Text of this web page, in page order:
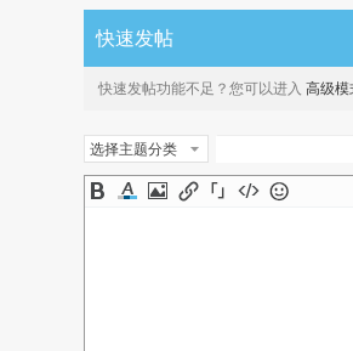
快速发帖
快速发帖功能不足？您可以进入 高级模
选择主题分类